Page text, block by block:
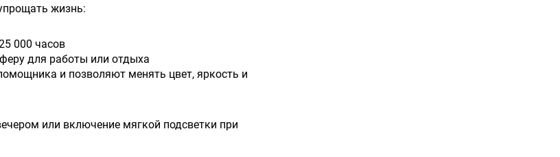
жизнь:
000 часов
для работы или отдыха
и позволяют менять цвет, яркость и
или включение мягкой подсветки при